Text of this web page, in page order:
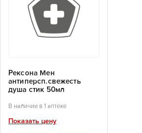
Рексона Мен
антиперсп.свежесть
душа стик 50мл
В наличии в 1 аптеке
Показать цену